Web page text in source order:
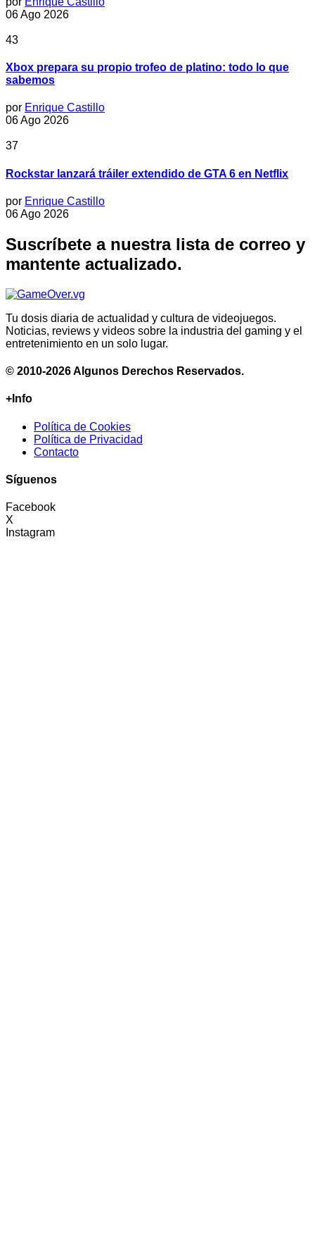
06 Ago 2026
43
Xbox prepara su propio trofeo de platino: todo lo que
sabemos
por Enrique Castillo
06 Ago 2026
37
Rockstar lanzará tráiler extendido de GTA 6 en Netflix
por Enrique Castillo
06 Ago 2026
Suscríbete a nuestra lista de correo y
mantente actualizado.
Tu dosis diaria de actualidad y cultura de videojuegos.
Noticias, reviews y videos sobre la industria del gaming y el
entretenimiento en un solo lugar.
© 2010-2026 Algunos Derechos Reservados.
+Info
Política de Cookies
Política de Privacidad
Contacto
Síguenos
Facebook
X
Instagram